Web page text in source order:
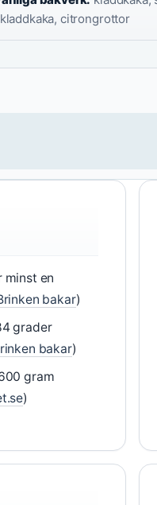
citrongrottor
minst en
bakar)
grader
bakar)
gram
)